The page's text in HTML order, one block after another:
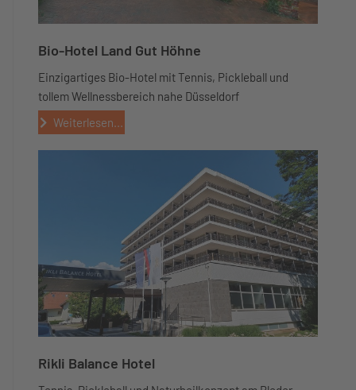
Bio-Hotel Land Gut Höhne
Einzigartiges Bio-Hotel mit Tennis, Pickleball und
tollem Wellnessbereich nahe Düsseldorf
Weiterlesen...
Rikli Balance Hotel